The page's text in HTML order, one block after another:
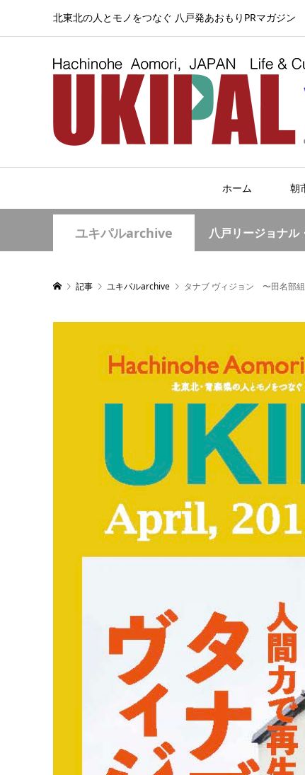
北東北の人とモノをつなぐ 八戸発あおもりPRマガジン
ホーム 朝
ユキパルarchive 八戸リージョナル
記事 ユキパルarchive タナブ ヴィジョン 〜田名部